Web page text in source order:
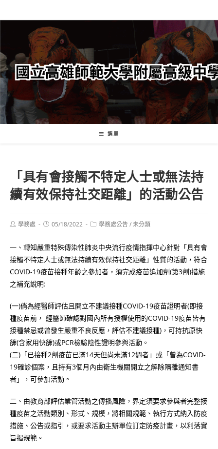
轉
要
內
容
選單
「具有會接觸不特定人士或無法持
續有效保持社交距離」的活動公告
Post學務處
Post05/18/2022
Post學務處公告/未分類
一、轉知嚴重特殊傳染性肺炎中央流行疫情指揮中心針對「具有會
接觸不特定人士或無法持續有效保持社交距離」性質的活動，符合
COVID-19疫苗接種年齡之參加者，須完成疫苗追加劑(第3劑)措施
之補充說明:
(一)倘為經醫師評估且開立不建議接種COVID-19疫苗證明者(即接
種疫苗前， 經醫師確認對國內所有授權使用的COVID-19疫苗皆有
接種禁忌或曾發生嚴重不良反應，評估不建議接種)，可持抗原快
篩(含家用快篩)或PCR檢驗陰性證明參與活動。
(二)「已接種2劑疫苗已滿14天但尚未滿12週者」或「曾為COVID-
19確診個案，且持有3個月內由衛生機關開立之解除隔離通知書
者」，可參加活動。
二、由教育部評估業管活動之傳播風險，界定須要求參與者完整接
種疫苗之活動類別、形式、規模，將相關規範、執行方式納入防疫
措施、公告或指引，或要求活動主辦單位訂定防疫計畫，以利落實
旨揭規範。